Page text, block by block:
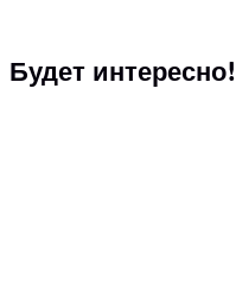
Будет интересно!